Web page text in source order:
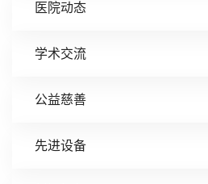
医院动态
学术交流
公益慈善
先进设备